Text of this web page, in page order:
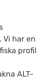
har en
profil
ALT-